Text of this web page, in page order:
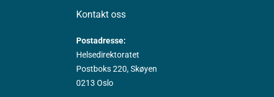
Kontakt oss
Postadresse:
Helsedirektoratet
Postboks 220, Skøyen
0213 Oslo